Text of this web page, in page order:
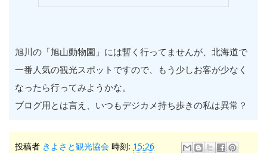
旭川の「旭山動物園」には暫く行ってませんが、北海道で
一番人気の観光スポットですので、もう少しお客が少なく
なったら行ってみようかな。
ブログ用とは言え、いつもデジカメ持ち歩きの私は異常？
投稿者 きよさと観光協会 時刻: 15:26